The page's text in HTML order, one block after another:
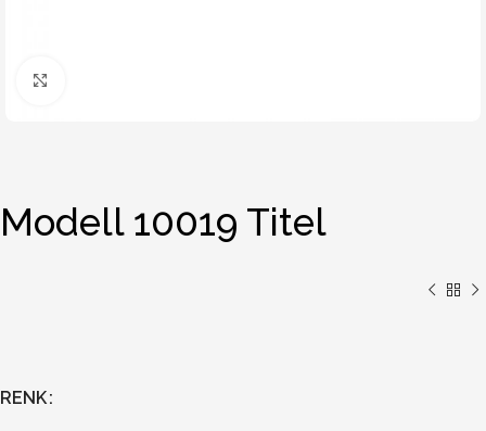
Modell 10019 Titel
RENK